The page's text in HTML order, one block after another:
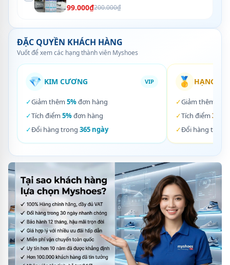
99.000₫200.000₫
ĐẶC QUYỀN KHÁCH HÀNG
Vuốt để xem các hạng thành viên Myshoes
💎 KIM CƯƠNG VIP
✓Giảm thêm 5%đơn hàng
✓Tích điểm 5%đơn hàng
✓Đổi hàng trong 365 ngày
🥇 HẠNG
✓Giảm thêm
✓Tích điểm 3%
✓Đổi hàng trong